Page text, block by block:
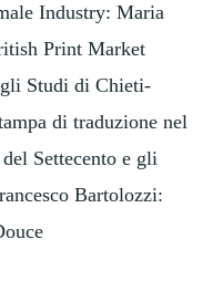
Industry: Maria
Print Market
Studi di Chieti-
di traduzione nel
Settecento e gli
Bartolozzi: